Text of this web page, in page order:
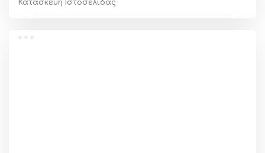
Κατασκευή Ιστοσελίδας